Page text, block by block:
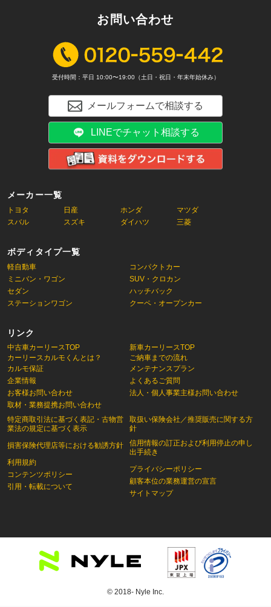
メーカー一覧
トヨタ 日産 ホンダ
マツダ
スバル
スズキ ダイハツ 三菱
ボディタイプ一覧
軽自動車
コンパクトカー
ミニバン・ワゴン
SUV・クロカン
セダン
ハッチバック
ステーションワゴン
クーペ・オープンカー
リンク
中古車カーリースTOP
カーリースカルモくんとは？
新車カーリースTOP
ご納車までの流れ
カルモ保証
企業情報
お客様お問い合わせ
取材・業務提携お問い合わせ
特定商取引法に基づく表記・古物営
業法の規定に基づく表示
損害保険代理店等における勧誘方針
利用規約
コンテンツポリシー
引用・転載について
メンテナンスプラン
よくあるご質問
法人・個人事業主様お問い合わせ
取扱い保険会社／推奨販売に関する方
針
信用情報の訂正および利用停止の申し
出手続き
プライバシーポリシー
顧客本位の業務運営の宣言
サイトマップ
お問い合わせ
受付時間：平日 10:00〜19:00（土日・祝日・年末年始休み）
メールフォームで相談する
LINEでチャット相談する
© 2018- Nyle Inc.